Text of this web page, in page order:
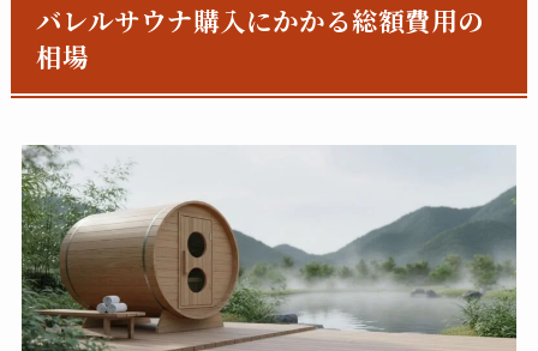
バレルサウナ購入にかかる総額費用の
相場